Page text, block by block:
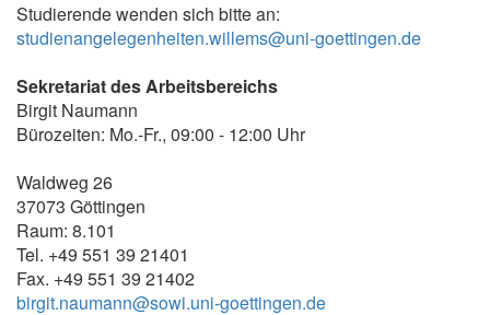
Studierende wenden sich bitte an:
studienangelegenheiten.willems@uni-goettingen.de
Sekretariat des Arbeitsbereichs
Birgit Naumann
Bürozeiten: Mo.-Fr., 09:00 - 12:00 Uhr
Waldweg 26
37073 Göttingen
Raum: 8.101
Tel. +49 551 39 21401
Fax. +49 551 39 21402
birgit.naumann@sowi.uni-goettingen.de